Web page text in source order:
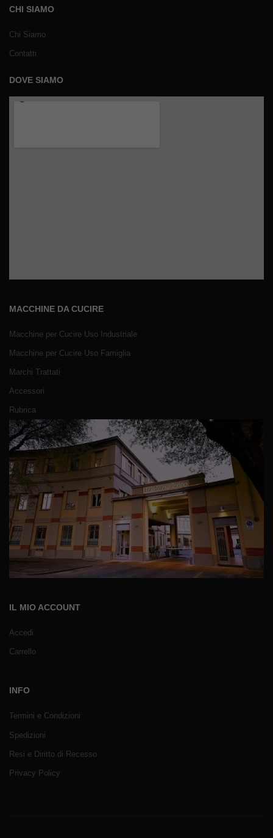
CHI SIAMO
Chi Siamo
Contatti
DOVE SIAMO
MACCHINE DA CUCIRE
Macchine per Cucire Uso Industriale
Macchine per Cucire Uso Famiglia
Marchi Trattati
Accessori
Rubrica
IL MIO ACCOUNT
Accedi
Carrello
INFO
Termini e Condizioni
Spedizioni
Resi e Diritto di Recesso
Privacy Policy